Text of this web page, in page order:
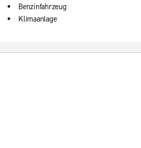
Benzinfahrzeug
Klimaanlage